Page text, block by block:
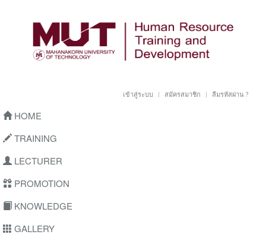
เข้าสู่ระบบ สมัครสมาชิก ลืมรหัสผ่าน ?
HOME
TRAINING
LECTURER
PROMOTION
KNOWLEDGE
GALLERY